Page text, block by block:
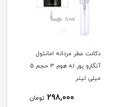
دکانت عطر مردانه امانئول
آنگارو پور له هوم 3 حجم 5
میلی لیتر
298,000 تومان